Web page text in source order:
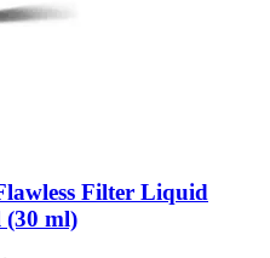
Filter Liquid
(30 ml)